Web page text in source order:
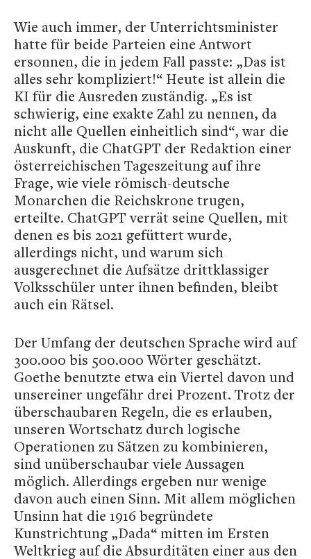
Wie auch immer, der Unterrichtsminister
hatte für beide Parteien eine Antwort
ersonnen, die in jedem Fall passte: „Das ist
alles sehr kompliziert!“ Heute ist allein die
KI für die Ausreden zuständig. „Es ist
schwierig, eine exakte Zahl zu nennen, da
nicht alle Quellen einheitlich sind“, war die
Auskunft, die ChatGPT der Redaktion einer
österreichischen Tageszeitung auf ihre
Frage, wie viele römisch-deutsche
Monarchen die Reichskrone trugen,
erteilte. ChatGPT verrät seine Quellen, mit
denen es bis 2021 gefüttert wurde,
allerdings nicht, und warum sich
ausgerechnet die Aufsätze drittklassiger
Volksschüler unter ihnen befinden, bleibt
auch ein Rätsel.
Der Umfang der deutschen Sprache wird auf
300.000 bis 500.000 Wörter geschätzt.
Goethe benutzte etwa ein Viertel davon und
unsereiner ungefähr drei Prozent. Trotz der
überschaubaren Regeln, die es erlauben,
unseren Wortschatz durch logische
Operationen zu Sätzen zu kombinieren,
sind unüberschaubar viele Aussagen
möglich. Allerdings ergeben nur wenige
davon auch einen Sinn. Mit allem möglichen
Unsinn hat die 1916 begründete
Kunstrichtung „Dada“ mitten im Ersten
Weltkrieg auf die Absurditäten einer aus den